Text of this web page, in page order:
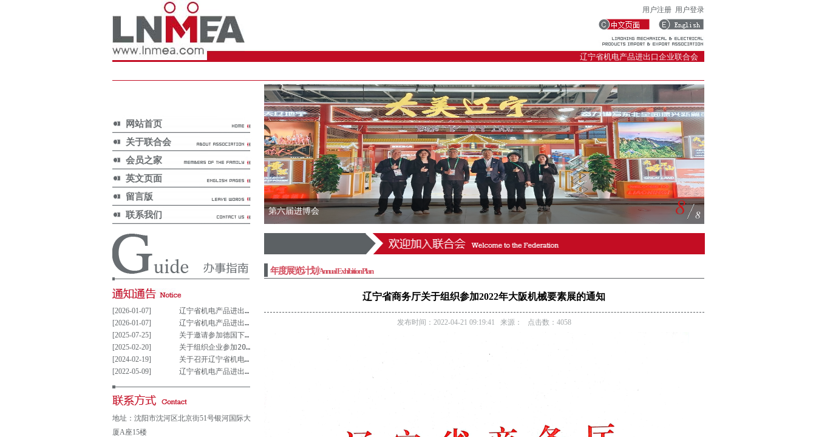
用户注册 用户登录
辽宁省机电产品进出口企业联合会
网站首页
关于联合会
会员之家
英文页面
留言版
联系我们
2024年泰国工业展 1 8
[2026-01-07]
辽宁省机电产品进出口企业联合会党支部参与重大事项决策管理制度(试行)
[2026-01-07]
辽宁省机电产品进出口企业联合会党组织参与决策重大事项清单(试行)
[2025-07-25]
关于邀请参加德国下萨克森州走进中德园活动暨德国汉诺威工业博览会说明会的通知
[2025-02-20]
关于组织企业参加2025年意大利博洛尼亚国际汽车保养、轮胎及维修展览会的通知
[2024-02-19]
关于召开辽宁省机电产品进出口企业 联合会第五届会员大会的通知
[2022-05-09]
辽宁省机电产品进出口企业联合会会费及其他收费公示表
地址：沈阳市沈河区北京街51号银河国际大
厦A座15楼
年度展览计划/Annual Exhibition Plan
辽宁省商务厅关于组织参加2022年大阪机械要素展的通知
发布时间：2022-04-21 09:19:41 来源： 点击数：4058